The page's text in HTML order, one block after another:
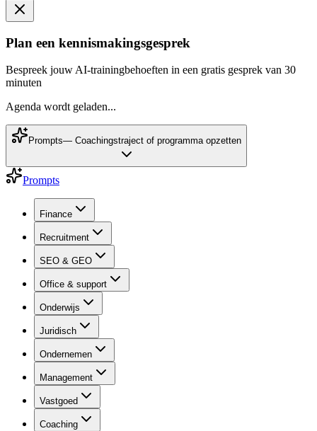
Plan een kennismakingsgesprek
Bespreek jouw AI-trainingbehoeften in een gratis gesprek van 30
minuten
Agenda wordt geladen...
Prompts— Coachingstraject of programma opzetten
Prompts
Finance
Recruitment
SEO & GEO
Office & support
Onderwijs
Juridisch
Ondernemen
Management
Vastgoed
Coaching